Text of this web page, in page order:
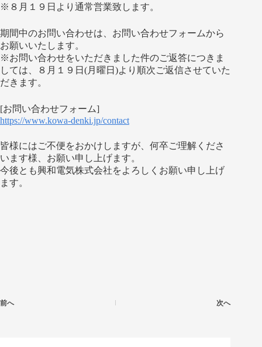
※８月１９日より通常営業致します。
期間中のお問い合わせは、 お問い合わせフォームから
お願いいたします。
※お問い合わせをいただきました件のご返答につきま
しては、８月１９日(月曜日)より順次ご返信させていた
だきます。
[お問い合わせフォーム]
https://www.kowa-denki.jp/contact
皆様にはご不便をおかけしますが、何卒ご理解くださ
います様、 お願い申し上げます。
今後とも興和電気株式会社をよろしくお願い申し上げ
ます。
前へ 次へ